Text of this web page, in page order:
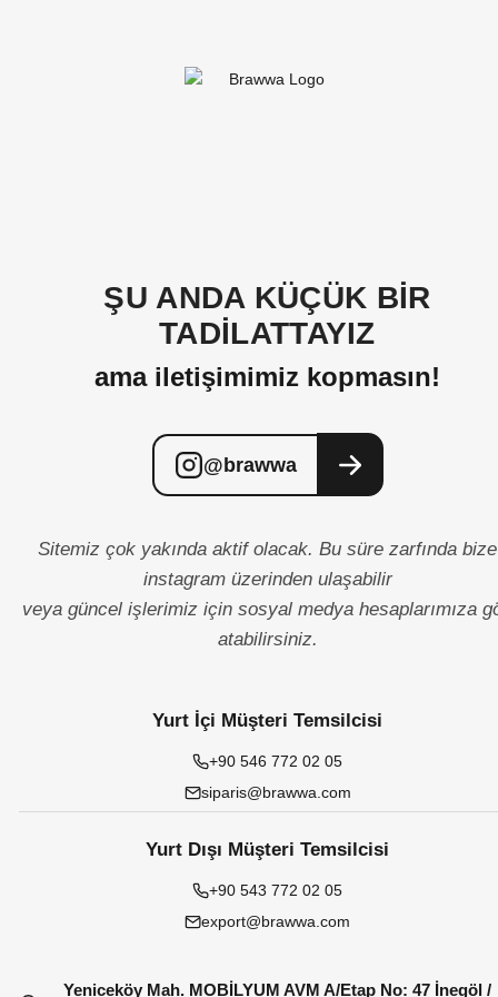
ŞU ANDA KÜÇÜK BİR
TADİLATTAYIZ
ama iletişimimiz kopmasın!
@brawwa
Sitemiz çok yakında aktif olacak. Bu süre zarfında bize
instagram üzerinden ulaşabilir
veya güncel işlerimiz için sosyal medya hesaplarımıza
atabilirsiniz.
Yurt İçi Müşteri Temsilcisi
+90 546 772 02 05
siparis@brawwa.com
Yurt Dışı Müşteri Temsilcisi
+90 543 772 02 05
export@brawwa.com
Yeniceköy Mah. MOBİLYUM AVM A/Etap No: 47 İnegöl /